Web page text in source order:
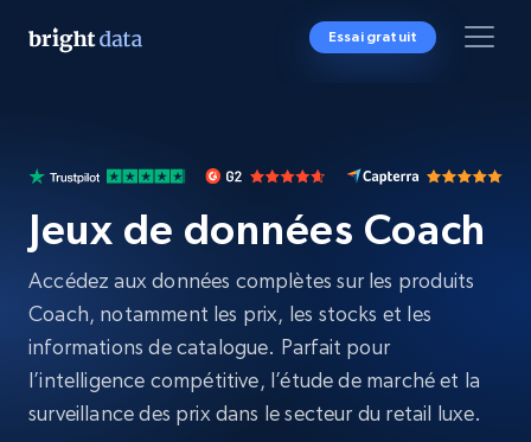
Essai gratuit
Jeux de données Coach
Accédez aux données complètes sur les produits
Coach, notamment les prix, les stocks et les
informations de catalogue. Parfait pour
l’intelligence compétitive, l’étude de marché et la
surveillance des prix dans le secteur du retail luxe.